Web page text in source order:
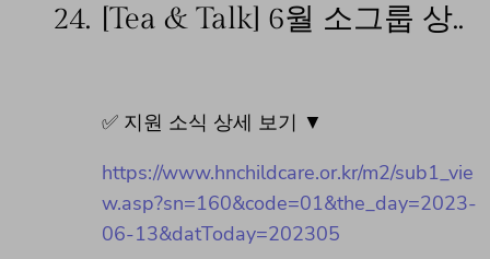
24. [Tea & Talk] 6월 소그룹 상..
✅ 지원 소식 상세 보기 ▼
https://www.hnchildcare.or.kr/m2/sub1_vie
w.asp?sn=160&code=01&the_day=2023-
06-13&datToday=202305